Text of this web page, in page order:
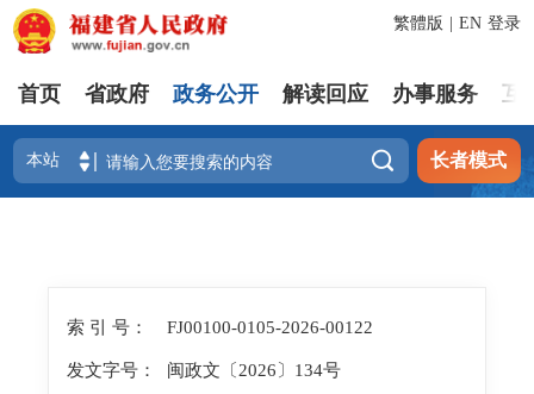
登录
繁體版 EN
首页 省政府 政务公开 解读回应 办事服务 互
 长者模式
索 引 号： FJ00100-0105-2026-00122
发文字号： 闽政文〔2026〕134号